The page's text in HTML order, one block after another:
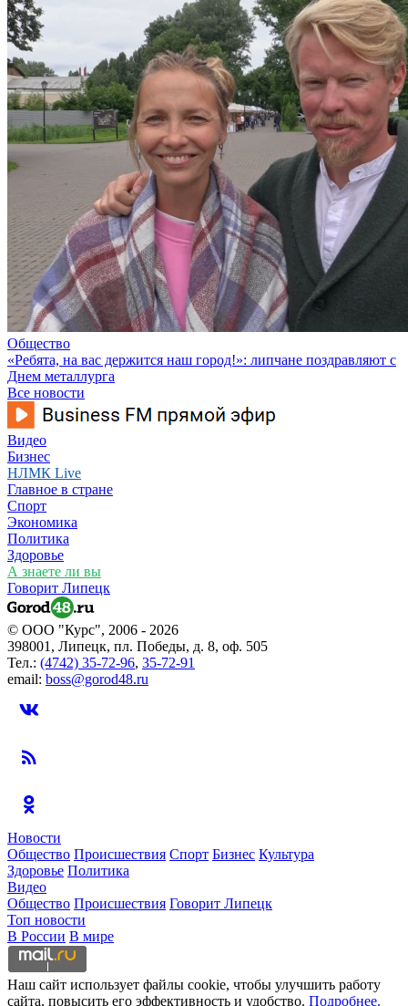
Общество
«Ребята, на вас держится наш город!»: липчане поздравляют с
Днем металлурга
Все новости
Видео
Бизнес
НЛМК Live
Главное в стране
Спорт
Экономика
Политика
Здоровье
А знаете ли вы
Говорит Липецк
© ООО "Курс", 2006 - 2026
398001, Липецк, пл. Победы, д. 8, оф. 505
Тел.: (4742) 35-72-96, 35-72-91
email: boss@gorod48.ru
Новости
Общество Происшествия Спорт Бизнес Культура
Здоровье Политика
Видео
Общество Происшествия Говорит Липецк
Топ новости
В России В мире
Наш сайт использует файлы cookie, чтобы улучшить работу
сайта, повысить его эффективность и удобство. Подробнее.